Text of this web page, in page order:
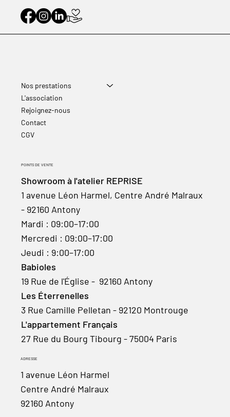
ADRESSE
1 avenue Léon Harmel
Centre André Malraux
92160 Antony
POINTS DE VENTE
Showroom à l'atelier REPRISE
1 avenue Léon Harmel, Centre André Malraux
- 92160 Antony
Mardi : 09:00–17:00
Mercredi : 09:00–17:00
Jeudi : 9:00–17:00
Babioles
19 Rue de l'Église - 92160 Antony
Les Éterrenelles
3 Rue Camille Pelletan - 92120 Montrouge
L'appartement Français
27 Rue du Bourg Tibourg - 75004 Paris
Nos prestations
L'association
Rejoignez-nous
Contact
CGV